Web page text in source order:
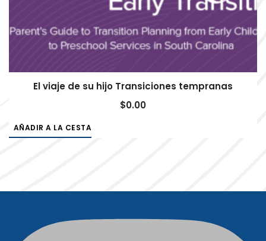
El viaje de su hijo Transiciones tempranas
$0.00
AÑADIR A LA CESTA